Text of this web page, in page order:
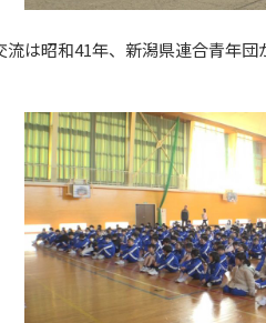
は昭和41年、新潟県連合青年